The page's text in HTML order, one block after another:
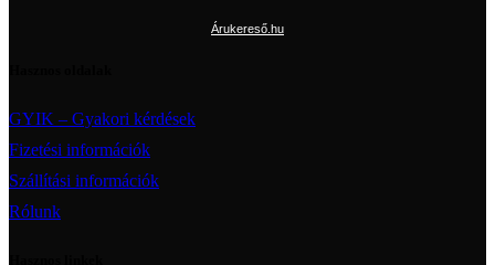
Árukereső.hu
GYIK – Gyakori kérdések
Fizetési információk
Szállítási információk
Rólunk